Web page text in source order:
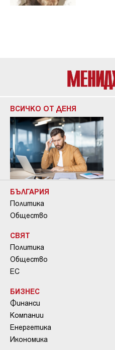
ВСИЧКО ОТ ДЕНЯ
БЪЛГАРИЯ
Политика
Общество
СВЯТ
Политика
Общество
ЕС
БИЗНЕС
Финанси
Компании
Енергетика
Икономика